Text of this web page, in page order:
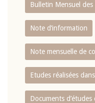
Bulletin Mensuel
Note d’information
Note mensuelle de
Etudes réalisées
Documents